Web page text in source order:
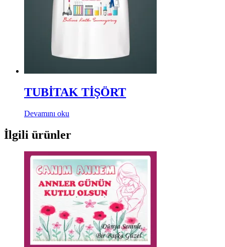
TUBİTAK TİŞÖRT
Devamını oku
İlgili ürünler